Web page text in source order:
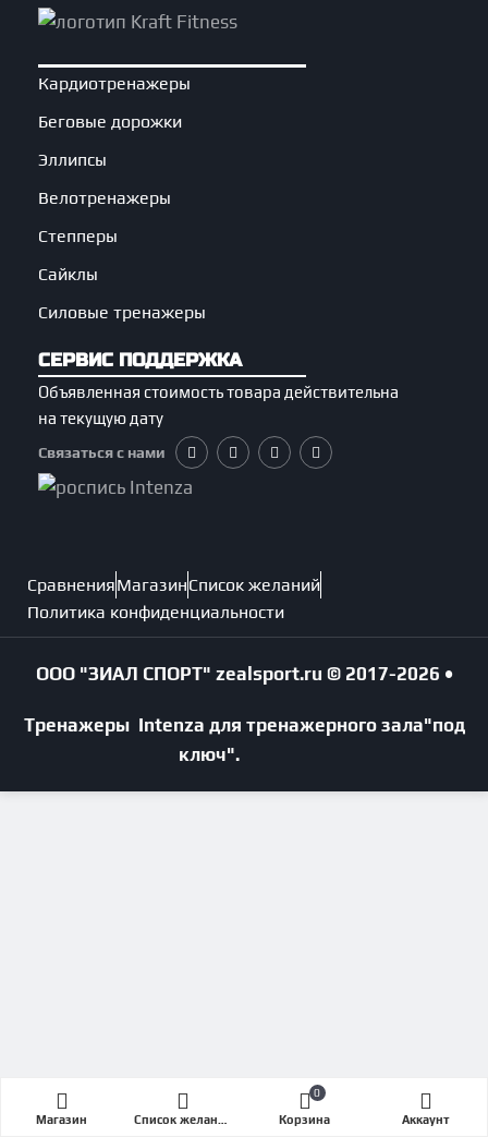
Кардиотренажеры
Беговые дорожки
Эллипсы
Велотренажеры
Степперы
Сайклы
Силовые тренажеры
СЕРВИС ПОДДЕРЖКА
Объявленная стоимость товара действительна
на текущую дату
Связаться с нами
СравненияМагазинСписок желаний
Политика конфиденциальности
ООО "ЗИАЛ СПОРТ" zealsport.ru © 2017-2026 •
Тренажеры Intenza для тренажерного зала"под
ключ".
Магазин
0
Корзина Аккаунт